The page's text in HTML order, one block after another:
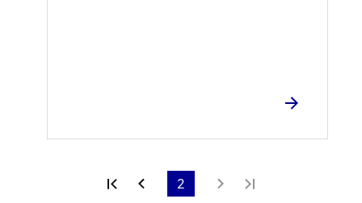
Première page
Page précédente
2 Page suivante